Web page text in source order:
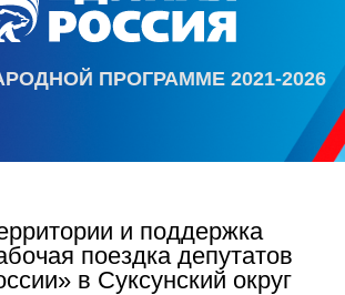
ПРОГРАММЕ 2021-2026
и поддержка
поездка депутатов
в Суксунский округ